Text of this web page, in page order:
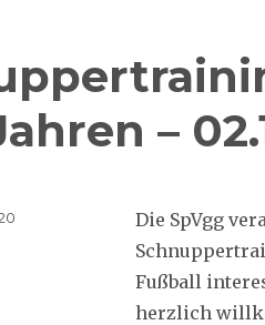
–
Die SpVgg
Fußball
herzlich